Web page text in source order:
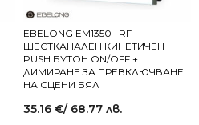
EBELONG EM1350 · RF
ШЕСТКАНАЛЕН КИНЕТИЧЕН
PUSH БУТОН ON/OFF +
ДИМИРАНЕ ЗА ПРЕВКЛЮЧВАНЕ
НА СЦЕНИ БЯЛ
35.16 €/ 68.77 лв.